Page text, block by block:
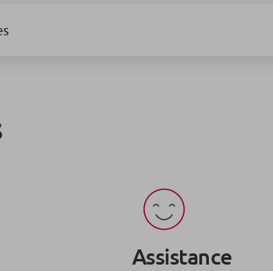
Assistance